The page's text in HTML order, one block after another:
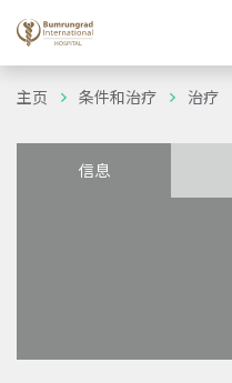
主页 条件和治疗 治疗
信息